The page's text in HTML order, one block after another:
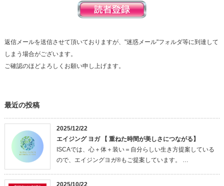
返信メールを送信させて頂いておりますが、"迷惑メール"フォルダ等に到達して
しまう場合がございます。
ご確認のほどよろしくお願い申し上げます。
最近の投稿
2025/12/22
エイジング ヨガ 【 重ねた時間が美しさにつながる】
ISCAでは、心＋体＋装い＝自分らしい生き方提案している
ので、エイジングヨガ®もご提案しています。 …
2025/10/22